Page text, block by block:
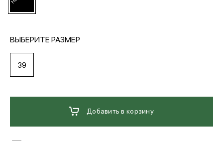
Вход в личный кабинет
+7 (495) 139-66-00
ВЫБЕРИТЕ РАЗМЕР
39
Добавить в корзину